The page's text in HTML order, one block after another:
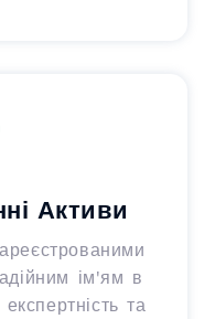
Активи
ім'ям в
та